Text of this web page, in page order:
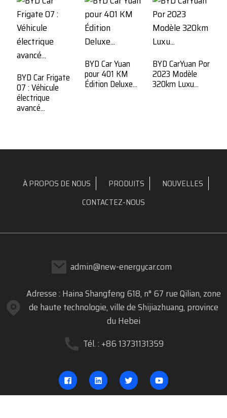
BYD Car Frigate
07 : Véhicule
électrique
avancé...
BYD Car Yuan
pour 401 KM
Édition Deluxe...
BYD CarYuan Por
2023 Modèle
320km Luxu...
À PROPOS DE NOUS PRODUITS
NOUVELLES
CONTACTEZ-NOUS
admin@new-energycar.com
Adresse : Haina Shangfeng 618, n° 67 rue Qilian, zone
de haute technologie, ville de Shijiazhuang, province
du Hebei
Tél. : +86 13731131359